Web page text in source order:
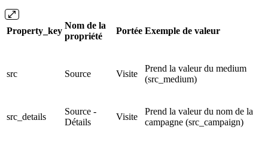
Property_key
Nom de la
propriété
Portée Exemple de valeur
src Source Visite
Prend la valeur du medium
(src_medium)
src_details
Source -
Détails
Visite
Prend la valeur du nom de la
campagne (src_campaign)